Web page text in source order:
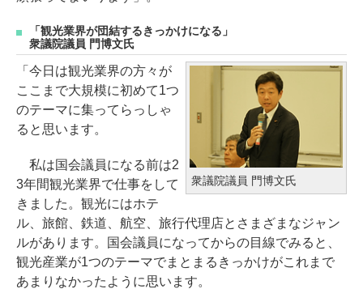
「観光業界が団結するきっかけになる」
衆議院議員 門博文氏
衆議院議員 門博文氏
「今日は観光業界の方々が
ここまで大規模に初めて1つ
のテーマに集ってらっしゃ
ると思います。
私は国会議員になる前は2
3年間観光業界で仕事をして
きました。観光にはホテ
ル、旅館、鉄道、航空、旅行代理店とさまざまなジャン
ルがあります。国会議員になってからの目線でみると、
観光産業が1つのテーマでまとまるきっかけがこれまで
あまりなかったように思います。